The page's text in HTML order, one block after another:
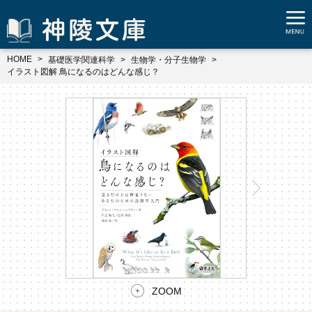
HOME 基礎医学関連科学
生物学・分子生物学
イラスト図解 鳥になるのはどんな感じ？
ZOOM